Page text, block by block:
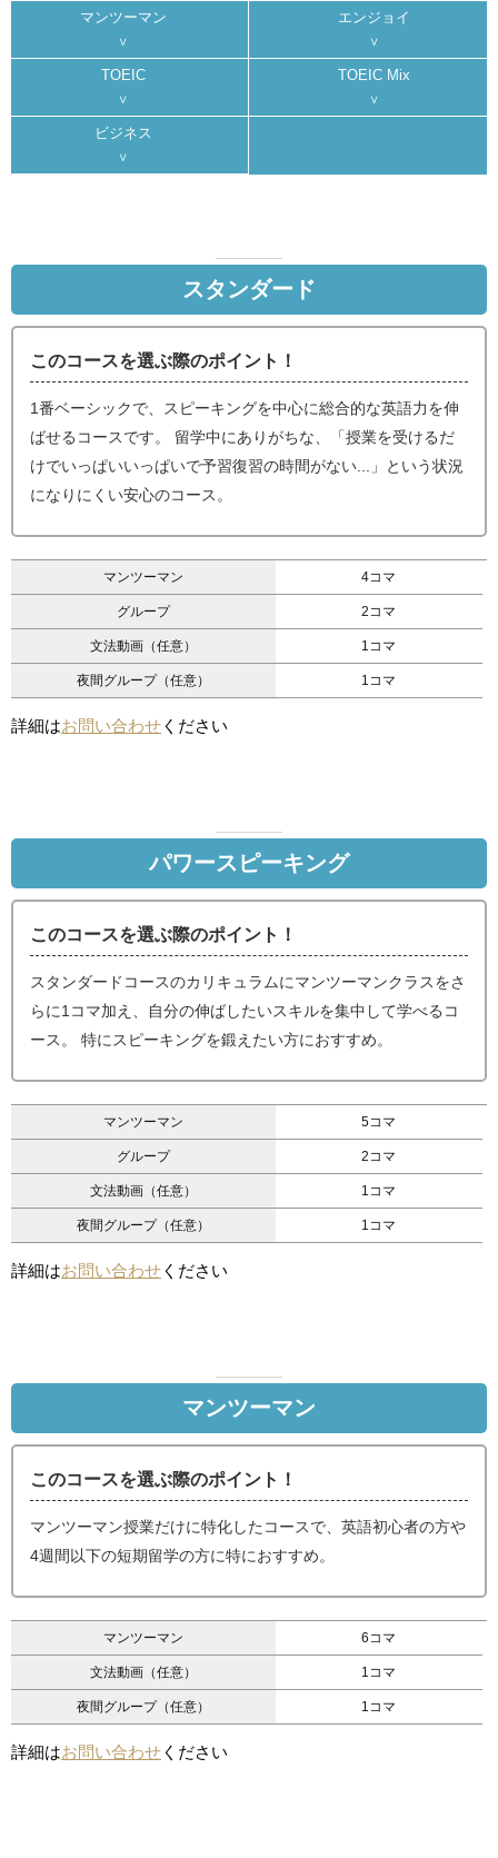
マンツーマン エンジョイ
TOEIC TOEIC Mix
ビジネス
スタンダード
このコースを選ぶ際のポイント！
1番ベーシックで、スピーキングを中心に総合的な英語力を伸
ばせるコースです。 留学中にありがちな、「授業を受けるだ
けでいっぱいいっぱいで予習復習の時間がない...」という状況
になりにくい安心のコース。
マンツーマン 4コマ
グループ 2コマ
文法動画（任意） 1コマ
夜間グループ（任意） 1コマ
詳細はお問い合わせ ください
パワースピーキング
このコースを選ぶ際のポイント！
スタンダードコースのカリキュラムにマンツーマンクラスをさ
らに1コマ加え、自分の伸ばしたいスキルを集中して学べるコ
ース。 特にスピーキングを鍛えたい方におすすめ。
マンツーマン 5コマ
グループ 2コマ
文法動画（任意） 1コマ
夜間グループ（任意） 1コマ
詳細はお問い合わせ ください
マンツーマン
このコースを選ぶ際のポイント！
マンツーマン授業だけに特化したコースで、英語初心者の方や
4週間以下の短期留学の方に特におすすめ。
マンツーマン 6コマ
文法動画（任意） 1コマ
夜間グループ（任意） 1コマ
詳細はお問い合わせ ください